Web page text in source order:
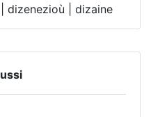
| dizenezioù | dizaine